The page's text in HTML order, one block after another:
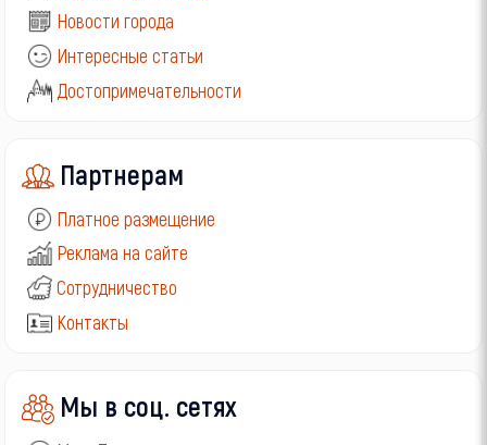
Новости города
Интересные статьи
Достопримечательности
Партнерам
Платное размещение
Реклама на сайте
Сотрудничество
Контакты
Мы в соц. сетях